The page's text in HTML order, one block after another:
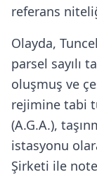
referans
Olayda,
parsel sayılı
oluşmuş ve
rejimine tabi
(A.G.A.),
istasyonu
Şirketi ile